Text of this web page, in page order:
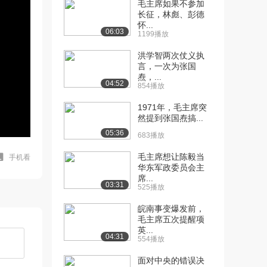
手机看
06:03
毛主席如果不参加
长征，林彪、彭德
怀...
1199播放
04:52
洪学智两次仗义执
言，一次为张国
焘，...
854播放
05:36
1971年，毛主席突
然提到张国焘搞...
683播放
03:31
毛主席想让陈毅当
华东军政委员会主
席...
525播放
04:31
皖南事变爆发前，
毛主席五次提醒项
英...
554播放
面对中央的错误决